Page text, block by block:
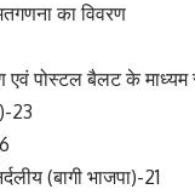
का विवरण
एवं पोस्टल बैलट के
23
(बागी भाजपा)-21